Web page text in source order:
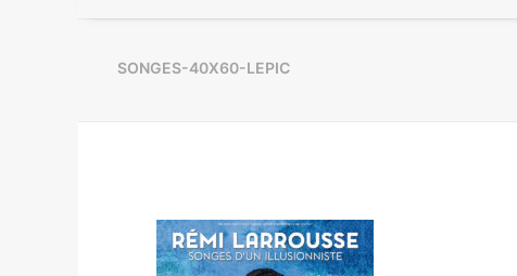
SONGES-40X60-LEPIC